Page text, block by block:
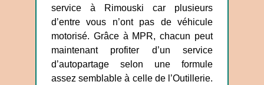
service à Rimouski car plusieurs
d’entre vous n’ont pas de véhicule
motorisé. Grâce à MPR, chacun peut
maintenant profiter d’un service
d’autopartage selon une formule
assez semblable à celle de l’Outillerie.